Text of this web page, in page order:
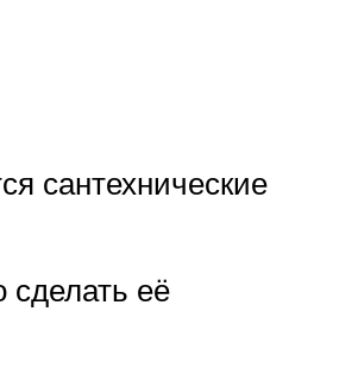
сантехнические
сделать её